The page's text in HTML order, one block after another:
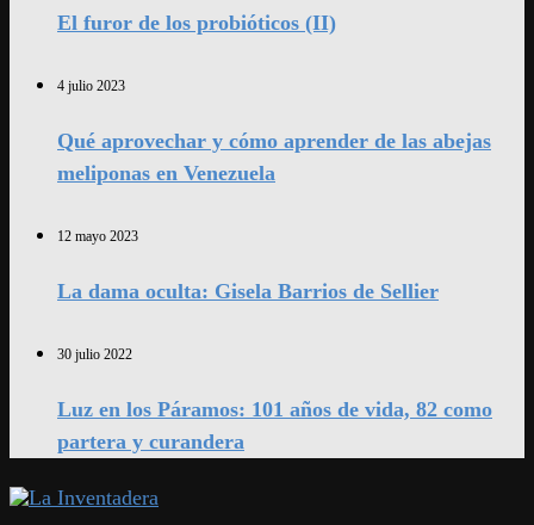
El furor de los probióticos (II)
4 julio 2023
Qué aprovechar y cómo aprender de las abejas
meliponas en Venezuela
12 mayo 2023
La dama oculta: Gisela Barrios de Sellier
30 julio 2022
Luz en los Páramos: 101 años de vida, 82 como
partera y curandera